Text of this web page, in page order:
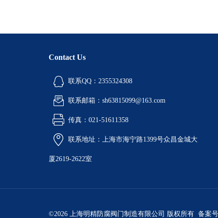
Contact Us
联系QQ：2355324308
联系邮箱：sh63815099@163.com
传真：021-51611358
联系地址：上海市海宁路1399号众昌金城大
厦2619-2622室
©2026 上海明精防腐阀门制造有限公司 版权所有 备案